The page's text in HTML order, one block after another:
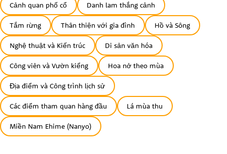
Cảnh quan phố cổ Danh lam thắng cảnh
Tắm rừng Thân thiện với gia đình Hồ và Sông
Nghệ thuật và Kiến trúc Di sản văn hóa
Công viên và Vườn kiểng Hoa nở theo mùa
Địa điểm và Công trình lịch sử
Các điểm tham quan hàng đầu Lá mùa thu
Miền Nam Ehime (Nanyo)